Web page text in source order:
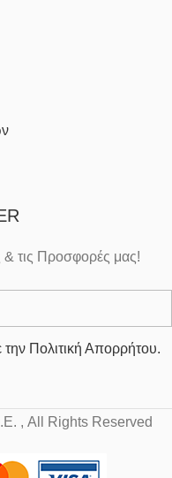
& τις Προσφορές μας!
Πολιτική Απορρήτου.
, All Rights Reserved